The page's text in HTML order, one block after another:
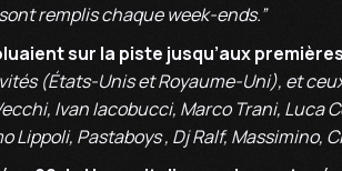
remplis chaque week-ends.”
sur la piste jusqu’aux
(États-Unis et Royaume-Uni), et
Ivan Iacobucci, Marco Trani, Luca
Lippoli, Pastaboys , Dj Ralf, Massimino,